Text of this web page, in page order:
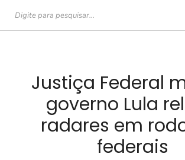
Justiça Federal
governo Lula
radares em
federais